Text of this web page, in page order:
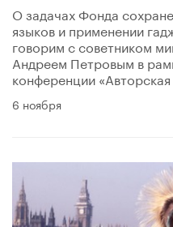
О задачах Фонда
языков и применении
говорим с советником
Андреем Петровым в
конференции «Авторская
6 ноября